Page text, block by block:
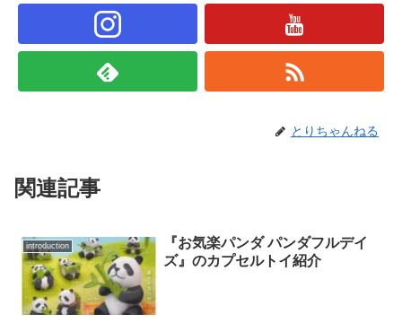
とりちゃんねる
関連記事
introduction
『お気楽パンダ パンダフルデイ
ズ』のカプセルトイ紹介